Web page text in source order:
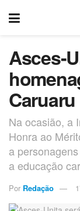
Asces-
Caruaru
Na ocasião, a
Honra ao
a
a educação
Por Redação